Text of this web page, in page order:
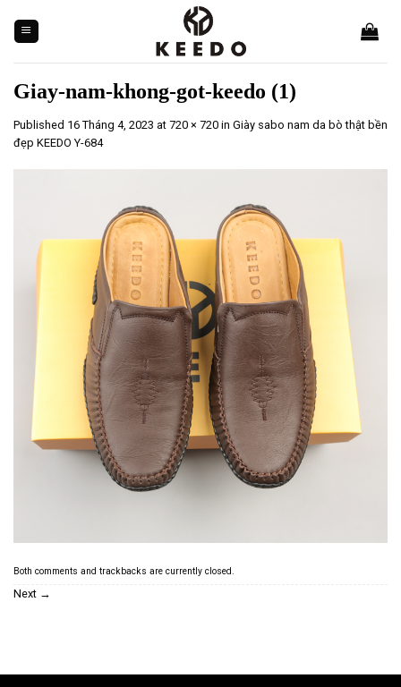
content
Giay-nam-khong-got-keedo (1)
Published 16 Tháng 4, 2023 at 720 × 720 in Giày sabo nam da bò thật bền
đẹp KEEDO Y-684
Both comments and trackbacks are currently closed.
Next →